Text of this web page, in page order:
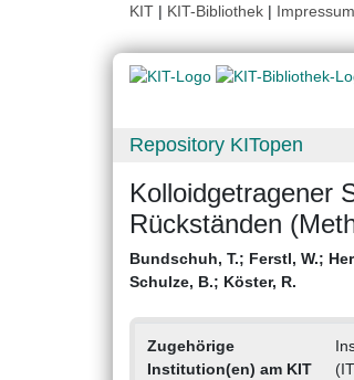
KIT | KIT-Bibliothek | Impressum
Repository KITopen
Kolloidgetragener
Rückständen
Bundschuh, T.; Ferstl, W.;
Schulze, B.; Köster, R.
Zugehörige
Institution(en) am KIT